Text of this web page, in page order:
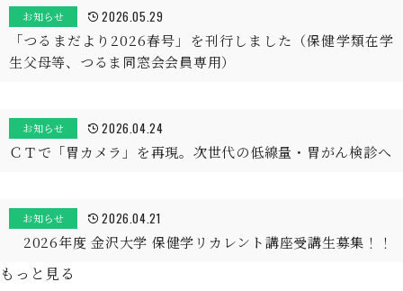
お知らせ 2026.05.29
「つるまだより2026春号」を刊行しました（保健学類在学
生父母等、つるま同窓会会員専用）
お知らせ 2026.04.24
ＣＴで「胃カメラ」を再現。次世代の低線量・胃がん検診へ
お知らせ 2026.04.21
2026年度 金沢大学 保健学リカレント講座受講生募集！！
もっと見る